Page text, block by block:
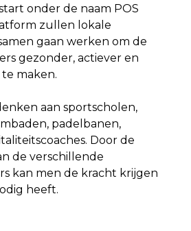
onder de naam POS
zullen lokale
gaan werken om de
gezonder, actiever en
maken.
aan sportscholen,
padelbanen,
Door de
de verschillende
kan men de kracht krijgen
heeft.